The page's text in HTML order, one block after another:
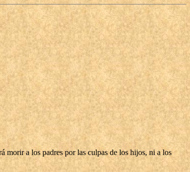
morir a los padres por las culpas de los hijos, ni a los